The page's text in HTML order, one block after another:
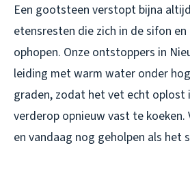
Een gootsteen verstopt bijna
etensresten die zich in de sifon
ophopen. Onze ontstoppers in
leiding met warm water onder
graden, zodat het vet echt oplost
verderop opnieuw vast te koeken.
en vandaag nog geholpen als het